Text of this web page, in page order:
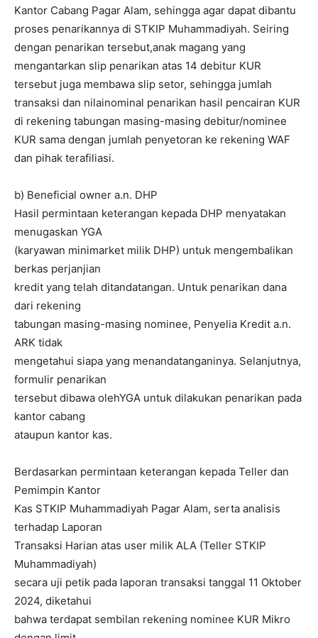
Kantor Cabang Pagar Alam, sehingga agar dapat dibantu
proses penarikannya di STKIP Muhammadiyah. Seiring
dengan penarikan tersebut,anak magang yang
mengantarkan slip penarikan atas 14 debitur KUR
tersebut juga membawa slip setor, sehingga jumlah
transaksi dan nilainominal penarikan hasil pencairan KUR
di rekening tabungan masing-masing debitur/nominee
KUR sama dengan jumlah penyetoran ke rekening WAF
dan pihak terafiliasi.
b) Beneficial owner a.n. DHP
Hasil permintaan keterangan kepada DHP menyatakan
menugaskan YGA
(karyawan minimarket milik DHP) untuk mengembalikan
berkas perjanjian
kredit yang telah ditandatangan. Untuk penarikan dana
dari rekening
tabungan masing-masing nominee, Penyelia Kredit a.n.
ARK tidak
mengetahui siapa yang menandatanganinya. Selanjutnya,
formulir penarikan
tersebut dibawa olehYGA untuk dilakukan penarikan pada
kantor cabang
ataupun kantor kas.
Berdasarkan permintaan keterangan kepada Teller dan
Pemimpin Kantor
Kas STKIP Muhammadiyah Pagar Alam, serta analisis
terhadap Laporan
Transaksi Harian atas user milik ALA (Teller STKIP
Muhammadiyah)
secara uji petik pada laporan transaksi tanggal 11 Oktober
2024, diketahui
bahwa terdapat sembilan rekening nominee KUR Mikro